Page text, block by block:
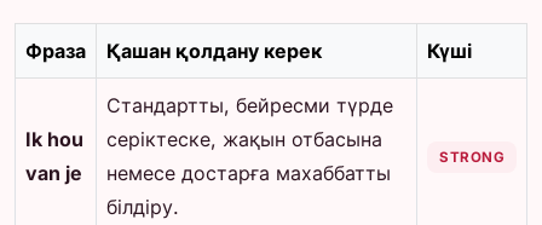
Фраза Қашан қолдану керек Күші
Ik hou
van je
Стандартты, бейресми түрде
серіктеске, жақын отбасына
немесе достарға махаббатты
білдіру.
STRONG